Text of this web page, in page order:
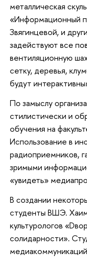
металлическая
«Информационный
Звягинцевой, и
задействуют все
вентиляционную
сетку, деревья,
будут
По замыслу
стилистически и
обучения на
Использование в
радиоприемников,
зримыми
«увидеть»
В создании
студенты ВШЭ.
культурологов
солидарности».